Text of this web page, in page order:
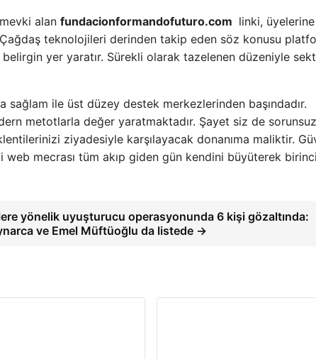
alan fundacionformandofuturo.com linki,
teknolojileri derinden takip eden söz konusu
yer yaratır. Sürekli olarak tazelenen düzeniyle
ile üst düzey destek merkezlerinden başındadır.
metotlarla değer yaratmaktadır. Şayet siz de
ziyadesiyle karşılayacak donanıma maliktir.
mecrası tüm akıp giden gün kendini büyüterek birinci
yönelik uyuşturucu operasyonunda 6 kişi gözaltında:
ve Emel Müftüoğlu da listede →